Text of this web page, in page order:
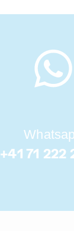
+41 71 222